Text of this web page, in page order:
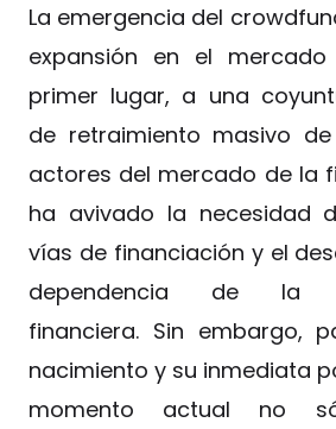
La emergencia del
expansión en el mercado
primer lugar, a una
de retraimiento masivo
actores del mercado de la
ha avivado la necesidad
vías de financiación y el
dependencia de la
financiera. Sin embargo,
nacimiento y su inmediata
momento actual no